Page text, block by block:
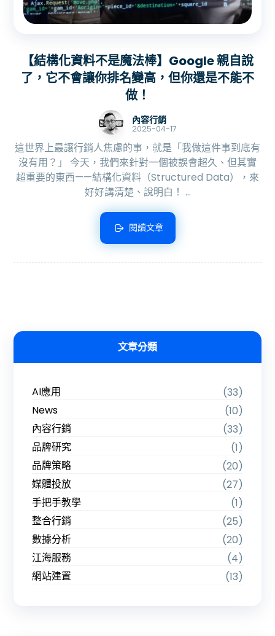
【結構化資料不是魔法棒】Google 親自說
了，它不會讓你排名變高，但你還是不能不
做！
內容行銷
2025-04-17
這世界上最讓行銷人焦慮的事，就是「我做這件事到底有
沒有用？」 今天，我們來針對一個被誤會超久、但其實
超重要的東西——結構化資料（Structured Data），來
好好講清楚、說明白！ ...
閱讀文章
文章分類
AI應用
(33)
News
(10)
內容行銷
(33)
品牌研究
(1)
品牌策略
(20)
媒體投放
(27)
手把手教學
(1)
整合行銷
(25)
數據分析
(20)
江海服務
(4)
網站建置
(13)